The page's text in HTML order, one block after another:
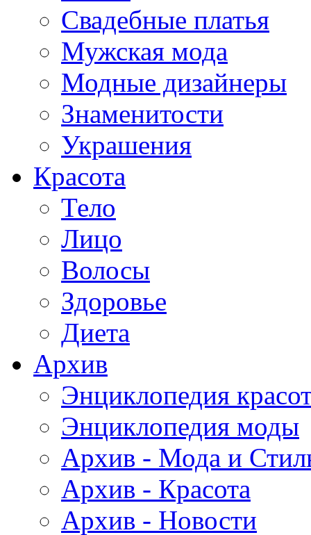
Свадебные платья
Мужская мода
Модные дизайнеры
Знаменитости
Украшения
Красота
Тело
Лицо
Волосы
Здоровье
Диета
Архив
Энциклопедия
Энциклопедия моды
Архив - Мода и
Архив - Красота
Архив - Новости